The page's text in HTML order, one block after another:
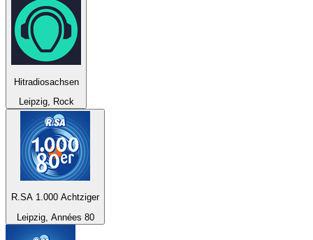
Hitradiosachsen
Leipzig, Rock
R.SA 1.000 Achtziger
Leipzig, Années 80